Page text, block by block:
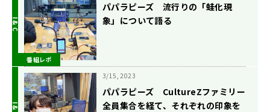
番組レポ
パパラピーズ 流行りの「蛙化現
象」について語る
3/15, 2023
パパラピーズ CultureZファミリー
全員集合を経て、それぞれの印象を